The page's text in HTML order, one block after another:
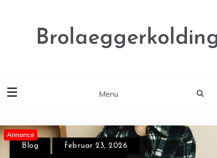
Menu
Blog februar 23, 2026
Annonce
Annonce